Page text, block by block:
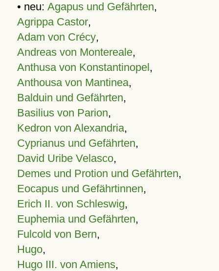
• neu: Agapus und Gefährten,
Agrippa Castor,
Adam von Crécy,
Andreas von Montereale,
Anthusa von Konstantinopel,
Anthousa von Mantinea,
Balduin und Gefährten,
Basilius von Parion,
Kedron von Alexandria,
Cyprianus und Gefährten,
David Uribe Velasco,
Demes und Protion und Gefährten,
Eocapus und Gefährtinnen,
Erich II. von Schleswig,
Euphemia und Gefährten,
Fulcold von Bern,
Hugo,
Hugo III. von Amiens,